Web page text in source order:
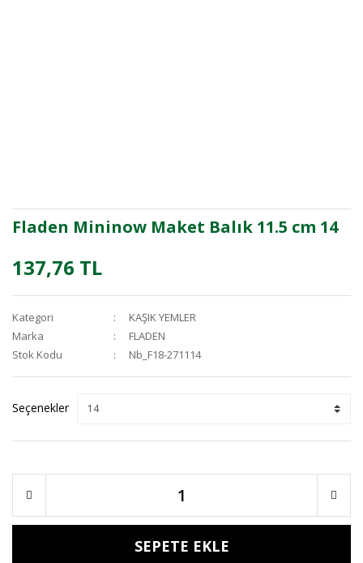
Fladen Mininow Maket Balık 11.5 cm 14
137,76 TL
Kategori
KAŞIK YEMLER
Marka
FLADEN
Stok Kodu
Nb_F18-271114
Seçenekler
SEPETE EKLE